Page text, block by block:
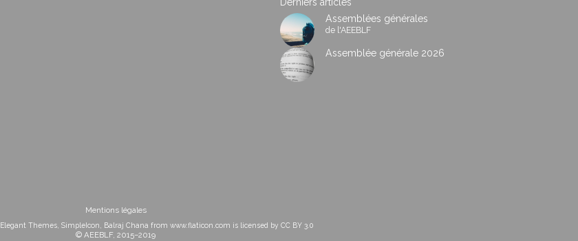
Assemblées générales
de l'AEEBLF
Assemblée générale 2026
Mentions légales
Elegant Themes SimpleIcon Balraj Chana from www.flaticon.com is licensed by CC BY 3.0
© AEEBLF, 2015–2019